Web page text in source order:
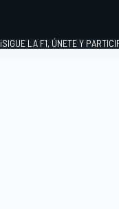
¡SIGUE LA F1, ÚNETE Y